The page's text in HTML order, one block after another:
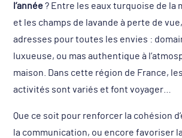
l’année? Entre les eaux turquoise de la
et les champs de lavande à perte de
adresses pour toutes les envies :
luxueuse, ou mas authentique à
maison. Dans cette région de France,
activités sont variés et font voyager…
Que ce soit pour renforcer la cohésion
la communication, ou encore favoriser